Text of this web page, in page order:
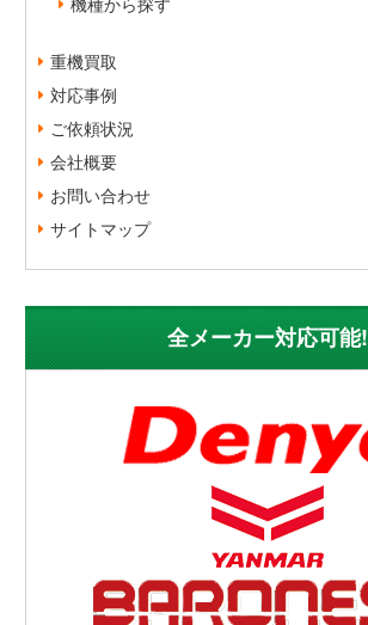
重機買取
対応事例
ご依頼状況
会社概要
お問い合わせ
サイトマップ
全メーカー対応可能!